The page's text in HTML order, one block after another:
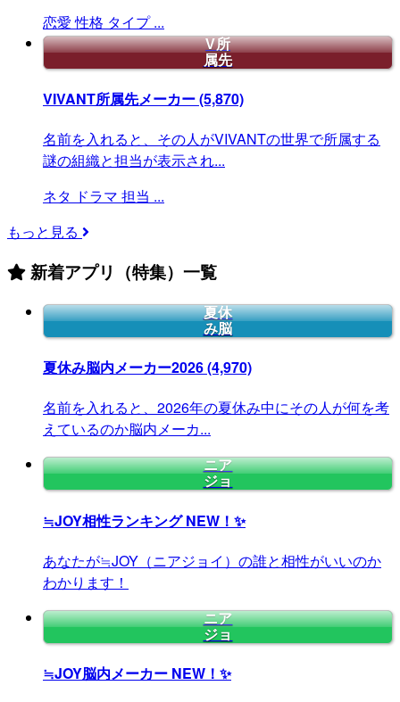
恋愛 性格 タイプ ...
V所
属先
VIVANT所属先メーカー(5,870)
名前を入れると、その人がVIVANTの世界で所属する
謎の組織と担当が表示され...
ネタ ドラマ 担当 ...
もっと見る
新着アプリ（特集）一覧
夏休
み脳
夏休み脳内メーカー2026(4,970)
名前を入れると、2026年の夏休み中にその人が何を考
えているのか脳内メーカ...
ニア
ジョ
≒JOY相性ランキングNEW！✨
あなたが≒JOY（ニアジョイ）の誰と相性がいいのか
わかります！
ニア
ジョ
≒JOY脳内メーカー NEW！✨